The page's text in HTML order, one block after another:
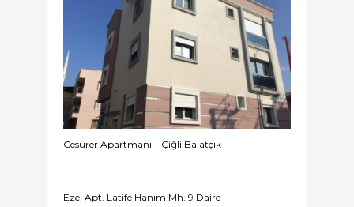
Cesurer Apartmanı – Çiğli Balatçık
Ezel Apt. Latife Hanım Mh. 9 Daire